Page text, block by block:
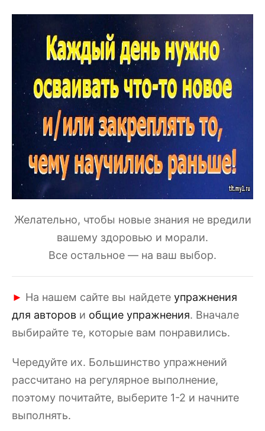
Желательно, чтобы новые знания не вредили
вашему здоровью и морали.
Все остальное — на ваш выбор.
► На нашем сайте вы найдете упражнения
для авторов и общие упражнения. Вначале
выбирайте те, которые вам понравились.
Чередуйте их. Большинство упражнений
рассчитано на регулярное выполнение,
поэтому почитайте, выберите 1-2 и начните
выполнять.